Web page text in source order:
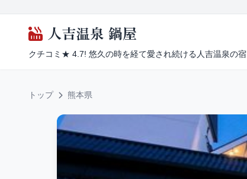
人吉温泉 鍋屋
クチコミ★ 4.7! 悠久の時を経て愛され続ける人吉温泉の宿
トップ 熊本県